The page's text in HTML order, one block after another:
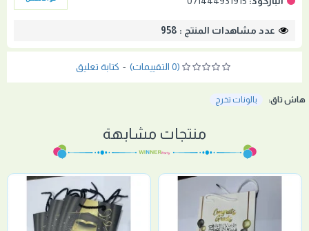
عدد مشاهدات المنتج : 958
(0 التقييمات) - كتابة تعليق
هاش تاق: بالونات تخرج
منتجات مشابهة